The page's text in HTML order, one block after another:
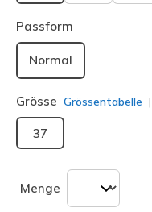
ausgewählt
Passform
Normal
Grösse Grössentabelle
37
Menge